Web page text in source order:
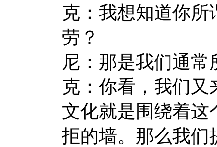
克：我想知道你
劳？
尼：那是我们通
克：你看，我们
文化就是围绕着这
拒的墙。那么我们